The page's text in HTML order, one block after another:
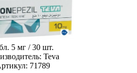
5 мг / 30 шт.
Teva
71789